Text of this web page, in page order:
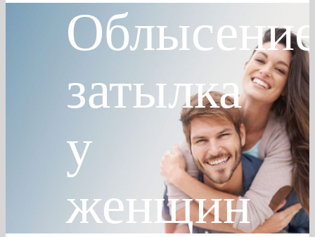
затылка
у
женщин